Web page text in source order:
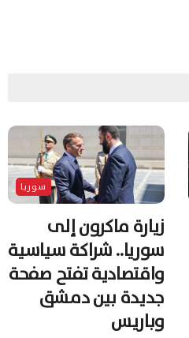
سوريا
زيارة ماكرون إلى
سوريا.. شراكة سياسية
واقتصادية تفتح صفحة
جديدة بين دمشق
وباريس